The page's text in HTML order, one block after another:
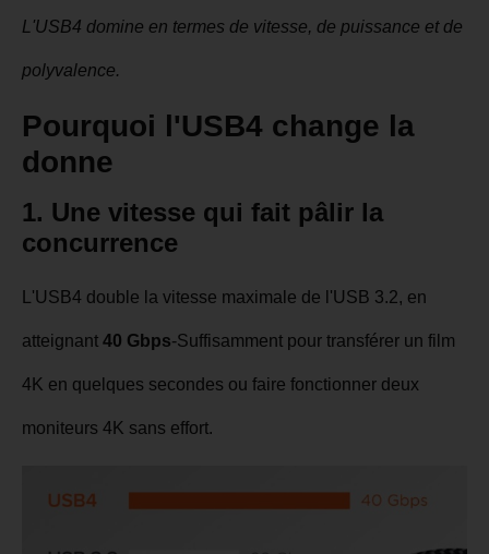
L'USB4 domine en termes de vitesse, de puissance et de
polyvalence.
Pourquoi l'USB4 change la
donne
1. Une vitesse qui fait pâlir la
concurrence
L'USB4 double la vitesse maximale de l'USB 3.2, en
atteignant 40 Gbps-Suffisamment pour transférer un film
4K en quelques secondes ou faire fonctionner deux
moniteurs 4K sans effort.